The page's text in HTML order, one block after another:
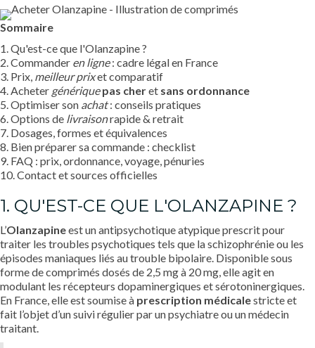
Sommaire
1. Qu'est-ce que l'Olanzapine ?
2. Commander en ligne: cadre légal en France
3. Prix, meilleur prixet comparatif
4. Acheter générique pas cheret sans ordonnance
5. Optimiser son achat: conseils pratiques
6. Options de livraisonrapide & retrait
7. Dosages, formes et équivalences
8. Bien préparer sa commande : checklist
9. FAQ : prix, ordonnance, voyage, pénuries
10. Contact et sources officielles
1. QU'EST-CE QUE L'OLANZAPINE ?
L’Olanzapineest un antipsychotique atypique prescrit pour
traiter les troubles psychotiques tels que la schizophrénie ou les
épisodes maniaques liés au trouble bipolaire. Disponible sous
forme de comprimés dosés de 2,5 mg à 20 mg, elle agit en
modulant les récepteurs dopaminergiques et sérotoninergiques.
En France, elle est soumise à prescription médicalestricte et
fait l’objet d’un suivi régulier par un psychiatre ou un médecin
traitant.